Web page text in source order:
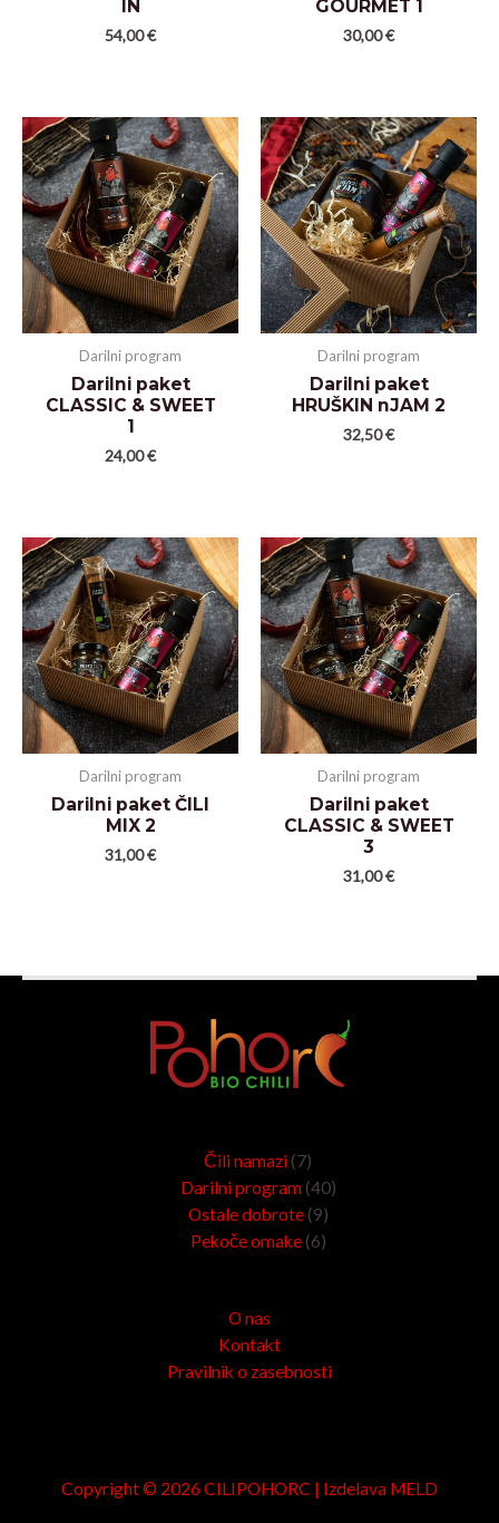
IN
54,00€
GOURMET 1
30,00€
Darilni program
Darilni paket
CLASSIC & SWEET
1
24,00€
Darilni program
Darilni paket
HRUŠKIN nJAM 2
32,50€
Darilni program
Darilni paket ČILI
MIX 2
31,00€
Darilni program
Darilni paket
CLASSIC & SWEET
3
31,00€
Čili namazi 77
izdelkov
Darilni program 40izdelkov
Ostale dobrote 9
izdelkov
Pekoče omake 6
izdelkov
O nas
Kontakt
Pravilnik o zasebnosti
Copyright © 2026 CILIPOHORC | Izdelava MELD